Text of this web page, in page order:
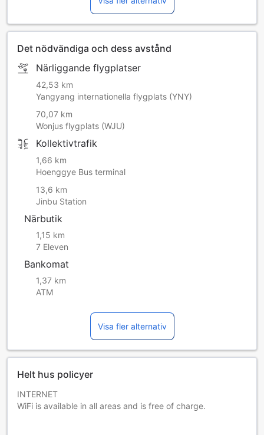
Det nödvändiga och dess avstånd
Närliggande flygplatser
42,53 km
Yangyang internationella flygplats (YNY)
70,07 km
Wonjus flygplats (WJU)
Kollektivtrafik
1,66 km
Hoenggye Bus terminal
13,6 km
Jinbu Station
Närbutik
1,15 km
7 Eleven
Bankomat
1,37 km
ATM
Visa fler alternativ
Helt hus policyer
INTERNET
WiFi is available in all areas and is free of charge.